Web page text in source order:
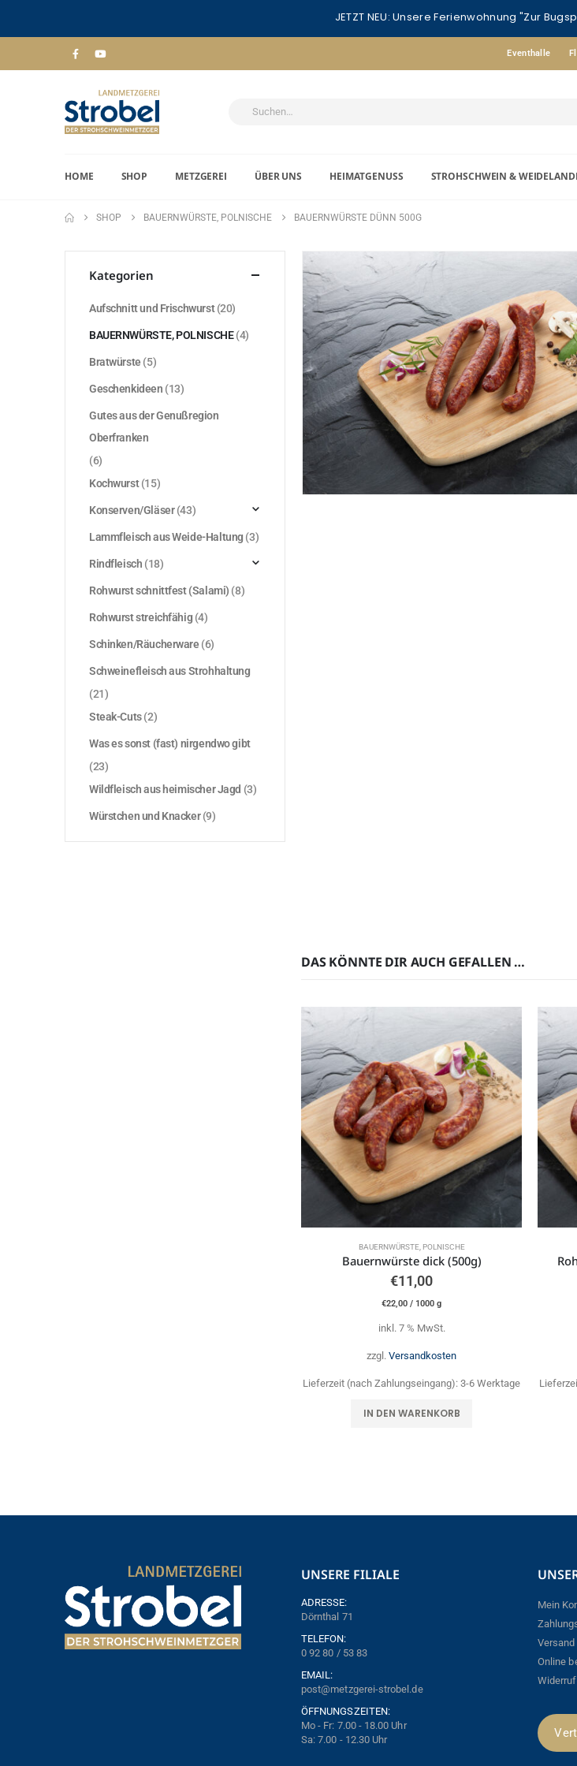
JETZT NEU: Unsere Ferienwohnung "Zur
Eventhalle
HOME SHOP METZGEREI ÜBER UNS HEIMATGENUSS STROHSCHWEIN &
SHOP BAUERNWÜRSTE, POLNISCHE BAUERNWÜRSTE DÜNN 500G
DAS KÖNNTE DIR AUCH GEFALLEN …
BAUERNWÜRSTE, POLNISCHE
Bauernwürste dick (500g)
€11,00
€22,00 / 1000 g
inkl. 7 % MwSt.
zzgl. Versandkosten
Lieferzeit (nach Zahlungseingang): 3-6 Werktage
IN DEN WARENKORB
IM
Kategorien
Aufschnitt und Frischwurst (20)
BAUERNWÜRSTE, POLNISCHE (4)
Bratwürste (5)
Geschenkideen (13)
Gutes aus der Genußregion
Oberfranken
(6)
Kochwurst (15)
Konserven/Gläser (43)
Lammfleisch aus Weide-Haltung (3)
Rindfleisch (18)
Rohwurst schnittfest (Salami) (8)
Rohwurst streichfähig (4)
Schinken/Räucherware (6)
Schweinefleisch aus Strohhaltung
(21)
Steak-Cuts(2)
Was es sonst (fast) nirgendwo gibt
(23)
Wildfleisch aus heimischer Jagd (3)
Würstchen und Knacker (9)
UNSERE FILIALE
ADRESSE:
Dörnthal 71
TELEFON:
0 92 80 / 53 83
EMAIL:
post@metzgerei-strobel.de
ÖFFNUNGSZEITEN:
Mo - Fr: 7.00 - 18.00 Uhr
Sa: 7.00 - 12.30 Uhr
Mein
Versand
Online